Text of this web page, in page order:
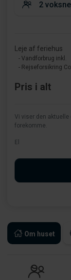
Om huset
Leje af feriehus
- Vandforbrug inkl.
- Rejseforsikring
Pris i alt
Vi viser den
forekomme.
El